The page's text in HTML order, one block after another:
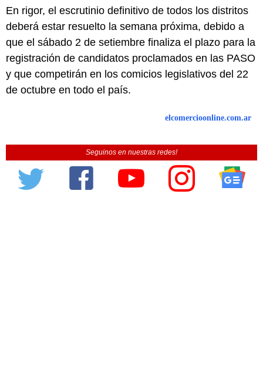
En rigor, el escrutinio definitivo de todos los distritos
deberá estar resuelto la semana próxima, debido a
que el sábado 2 de setiembre finaliza el plazo para la
registración de candidatos proclamados en las PASO
y que competirán en los comicios legislativos del 22
de octubre en todo el país.
elcomercioonline.com.ar
Seguinos en nuestras redes!